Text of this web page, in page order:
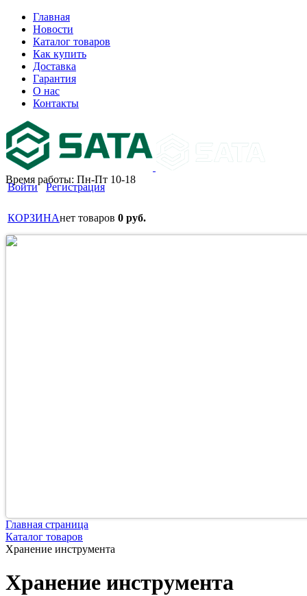
Главная
Новости
Каталог товаров
Как купить
Доставка
Гарантия
О нас
Контакты
Время работы: Пн-Пт 10-18
Войти Регистрация
КОРЗИНАнет товаров 0 руб.
Главная страница
Каталог товаров
Хранение инструмента
Хранение инструмента